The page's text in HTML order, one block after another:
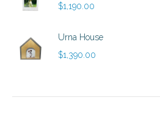
$1,190.00
Urna House
$1,390.00